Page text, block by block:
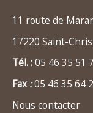
11 route de
17220 Saint-
Tél. :05 46 35 51
Fax:05 46 35 64
Nous contacter